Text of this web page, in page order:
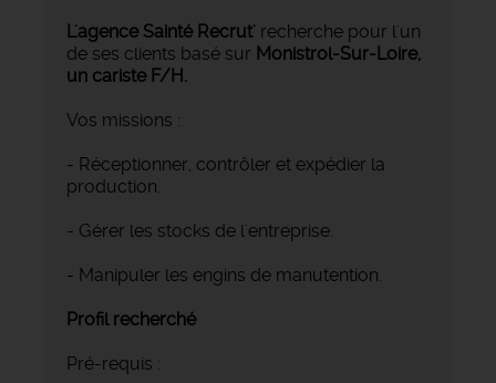
L'agence Sainté Recrut' recherche pour l'un
de ses clients basé sur Monistrol-Sur-Loire,
un cariste F/H.
Vos missions :
- Réceptionner, contrôler et expédier la
production.
- Gérer les stocks de l'entreprise.
- Manipuler les engins de manutention.
Profil recherché
Pré-requis :